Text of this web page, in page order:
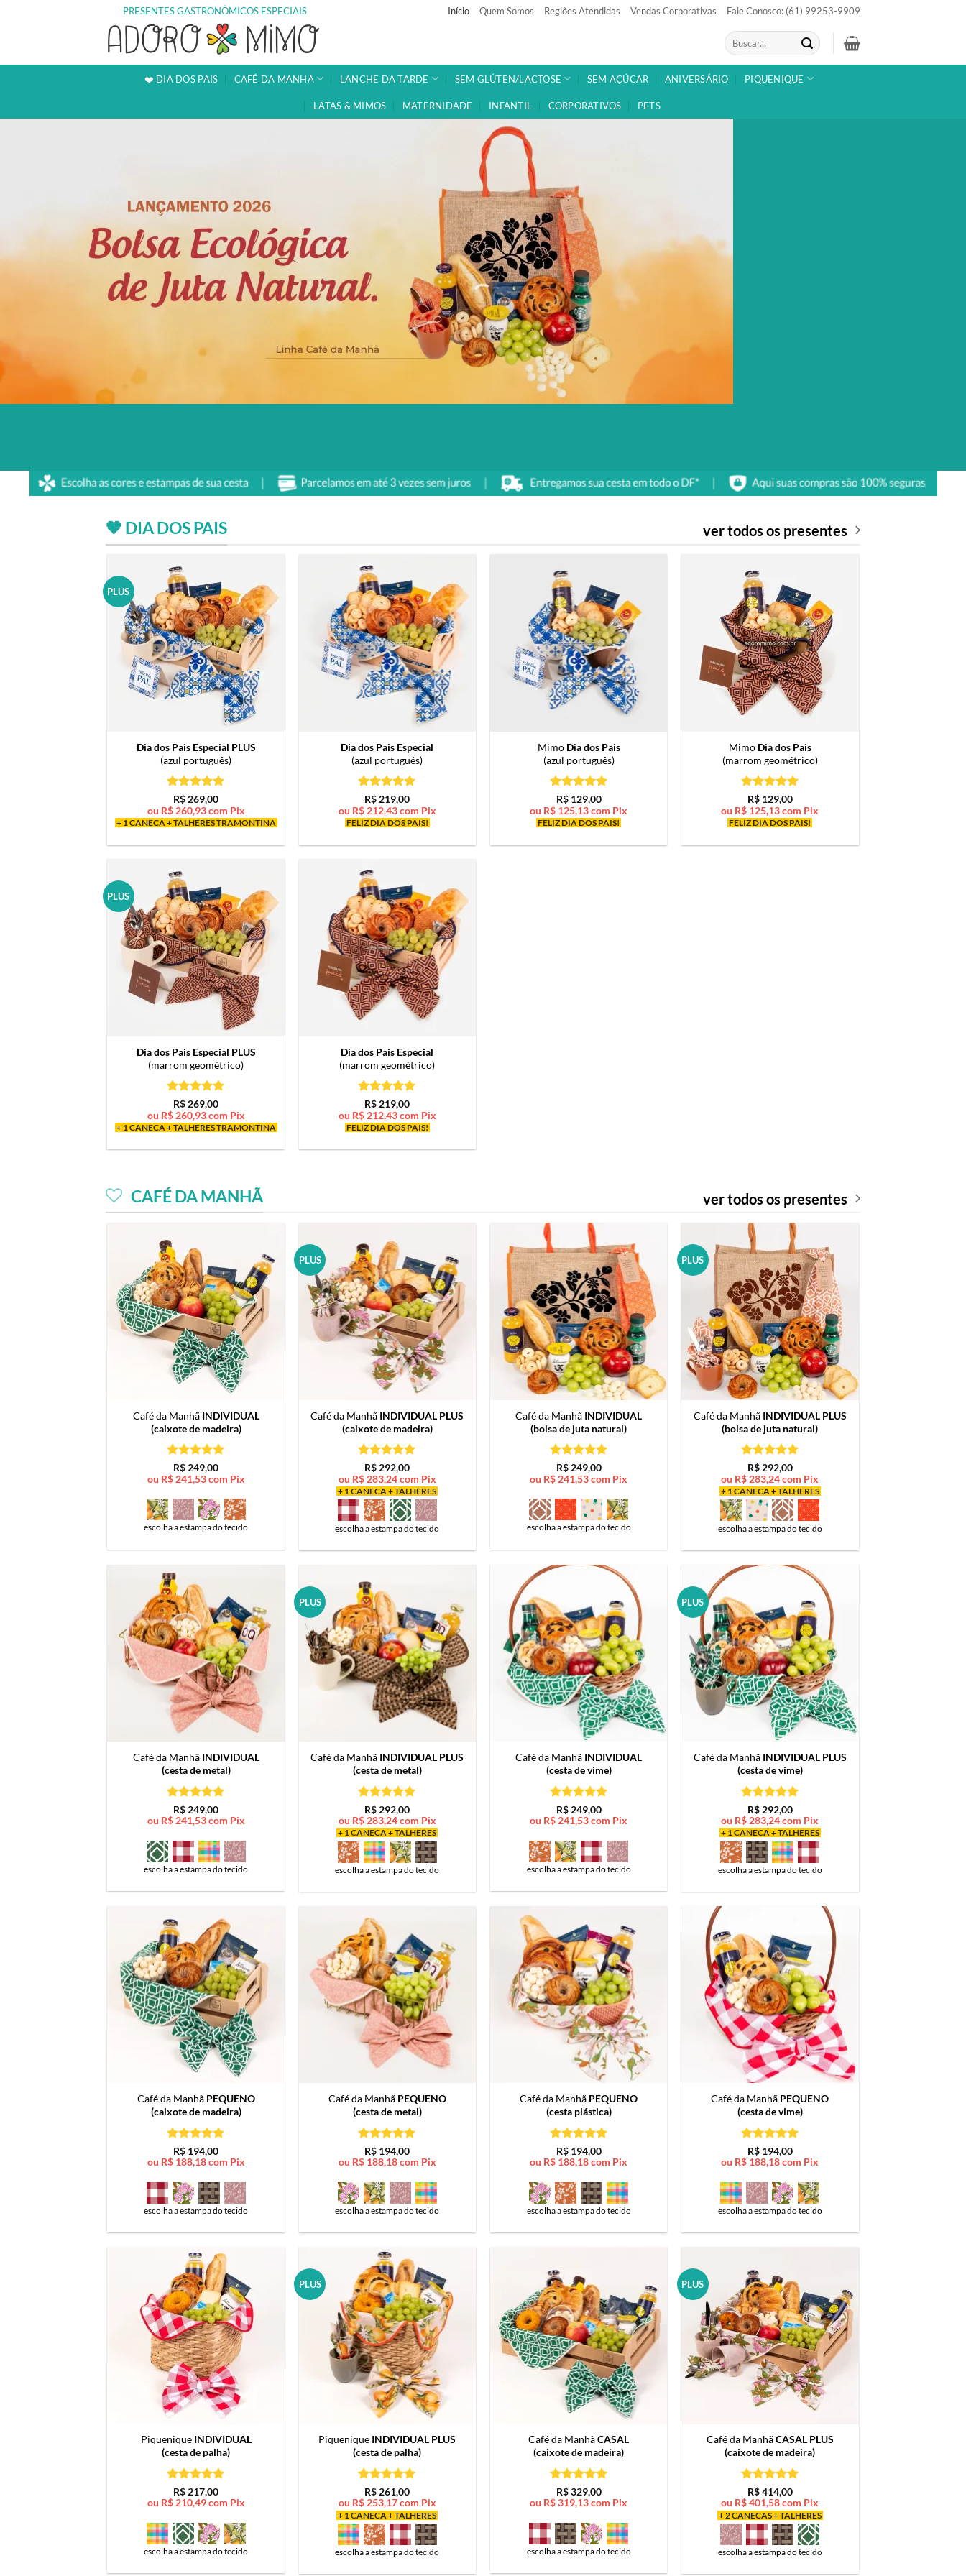
PRESENTES GASTRONÔMICOS ESPECIAIS Início Quem Somos Regiões Atendidas Vendas Corporativas Fale Conosco: (61) 99253-9909
Pesquisar
por:
❤️ DIA DOS PAIS CAFÉ DA MANHÃ LANCHE DA TARDE SEM GLÚTEN/LACTOSE SEM AÇÚCAR ANIVERSÁRIO PIQUENIQUE
LATAS & MIMOS MATERNIDADE INFANTIL CORPORATIVOS PETS
🤎 DIA DOS PAIS ver todos os presentes
PLUS
Dia dos Pais Especial PLUS
(azul português)
Avaliação5
de 5
R$269,00
ou R$260,93com Pix
+ 1 CANECA + TALHERES TRAMONTINA
Dia dos Pais Especial
(azul português)
Avaliação5
de 5
R$219,00
ou R$212,43com Pix
FELIZ DIA DOS PAIS!
Mimo Dia dos Pais
(azul português)
Avaliação5
de 5
R$129,00
ou R$ 125,13com Pix
FELIZ DIA DOS PAIS!
Mimo Dia dos Pais
(marrom geométrico)
Avaliação5
de 5
R$129,00
ou R$ 125,13com Pix
FELIZ DIA DOS PAIS!
PLUS
Dia dos Pais Especial PLUS
(marrom geométrico)
Avaliação5
de 5
R$ 269,00
ou R$260,93com Pix
+ 1 CANECA + TALHERES TRAMONTINA
Dia dos Pais Especial
(marrom geométrico)
Avaliação5
de 5
R$ 219,00
ou R$212,43com Pix
FELIZ DIA DOS PAIS!
CAFÉ DA MANHÃ ver todos os presentes
Café da Manhã INDIVIDUAL
(caixote de madeira)
Avaliação5
de 5
R$ 249,00
ou R$241,53com Pix
escolha a estampa do tecido
PLUS
Café da Manhã INDIVIDUAL PLUS
(caixote de madeira)
Avaliação5
de 5
R$ 292,00
ou R$283,24com Pix
+ 1 CANECA + TALHERES
escolha a estampa do tecido
Café da Manhã INDIVIDUAL
(bolsa de juta natural)
Avaliação5
de 5
R$249,00
ou R$ 241,53com Pix
escolha a estampa do tecido
PLUS
Café da Manhã INDIVIDUAL PLUS
(bolsa de juta natural)
Avaliação5
de 5
R$292,00
ou R$ 283,24com Pix
+ 1 CANECA + TALHERES
escolha a estampa do tecido
Café da Manhã INDIVIDUAL
(cesta de metal)
Avaliação5
de 5
R$ 249,00
ou R$241,53com Pix
escolha a estampa do tecido
PLUS
Café da Manhã INDIVIDUAL PLUS
(cesta de metal)
Avaliação5
de 5
R$ 292,00
ou R$283,24com Pix
+ 1 CANECA + TALHERES
escolha a estampa do tecido
Café da Manhã INDIVIDUAL
(cesta de vime)
Avaliação5
de 5
R$249,00
ou R$ 241,53com Pix
escolha a estampa do tecido
PLUS
Café da Manhã INDIVIDUAL PLUS
(cesta de vime)
Avaliação5
de 5
R$292,00
ou R$ 283,24com Pix
+ 1 CANECA + TALHERES
escolha a estampa do tecido
Café da Manhã PEQUENO
(caixote de madeira)
Avaliação5
de 5
R$ 194,00
ou R$188,18com Pix
escolha a estampa do tecido
Café da Manhã PEQUENO
(cesta de metal)
Avaliação5
de 5
R$ 194,00
ou R$188,18com Pix
escolha a estampa do tecido
Café da Manhã PEQUENO
(cesta plástica)
Avaliação5
de 5
R$194,00
ou R$ 188,18com Pix
escolha a estampa do tecido
Café da Manhã PEQUENO
(cesta de vime)
Avaliação5
de 5
R$194,00
ou R$ 188,18com Pix
escolha a estampa do tecido
Piquenique INDIVIDUAL
(cesta de palha)
Avaliação5
de 5
R$ 217,00
ou R$210,49com Pix
escolha a estampa do tecido
PLUS
Piquenique INDIVIDUAL PLUS
(cesta de palha)
Avaliação5
de 5
R$ 261,00
ou R$253,17com Pix
+ 1 CANECA + TALHERES
escolha a estampa do tecido
Café da ManhãCASAL
(caixote de madeira)
Avaliação5
de 5
R$329,00
ou R$319,13com Pix
escolha a estampa do tecido
PLUS
Café da ManhãCASAL PLUS
(caixote de madeira)
Avaliação5
de 5
R$414,00
ou R$401,58com Pix
+ 2 CANECAS + TALHERES
escolha a estampa do tecido